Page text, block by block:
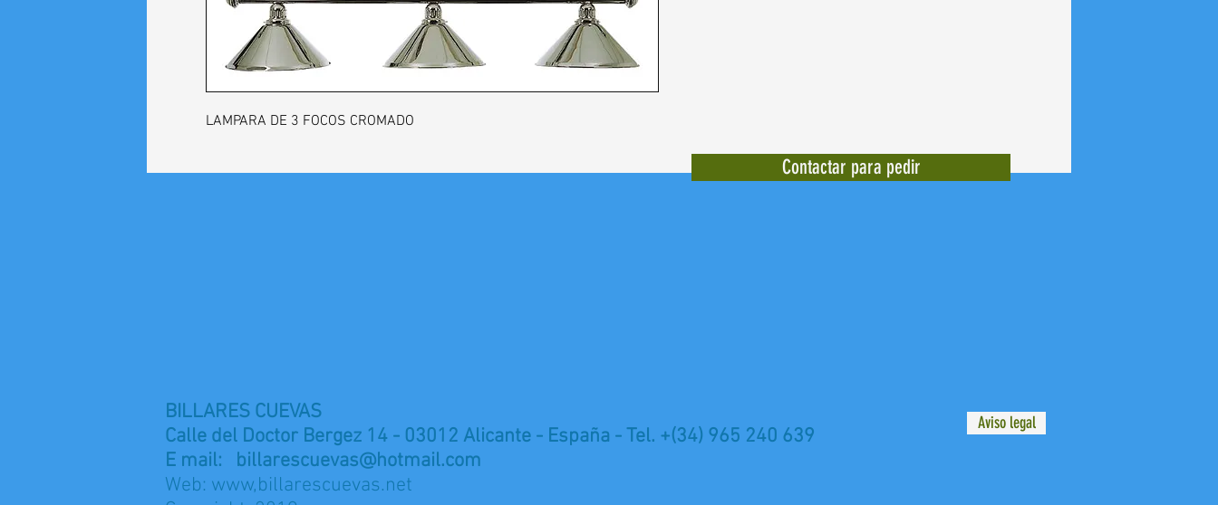
LAMPARA DE 3 FOCOS CROMADO
Contactar para pedir
BILLARES CUEVAS
Calle del Doctor Bergez 14 - 03012 Alicante - España - Tel. +(34) 965 240 639
E mail: billarescuevas@hotmail.com
Web: www,billarescuevas.net
Aviso legal